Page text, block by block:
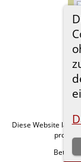
Diese Website läuft
Betreut